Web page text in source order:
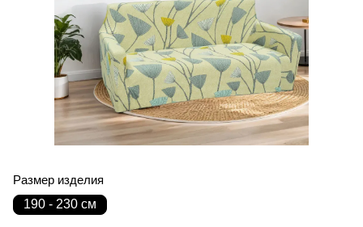
Размер изделия
190 - 230 см